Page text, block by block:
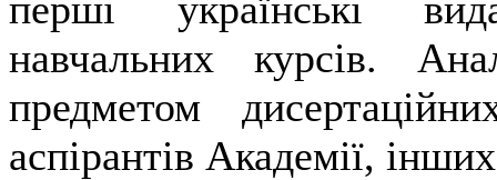
навчальних курсів.
предметом
аспірантів Академії,